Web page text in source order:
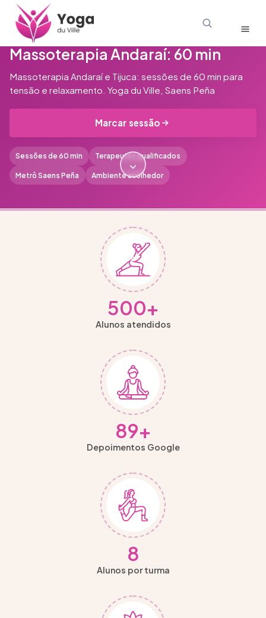
ANDARAÍ · TIJUCA · SAENS PEÑA
Massoterapia Andaraí: 60 min
Massoterapia Andaraí e Tijuca: sessões de 60 min para
tensão e relaxamento. Yoga du Ville, Saens Peña
Marcar sessão
Sessões de 60 min Terapeutas qualificados
Metrô Saens Peña Ambiente acolhedor
500+
Alunos atendidos
89+
Depoimentos Google
8
Alunos por turma